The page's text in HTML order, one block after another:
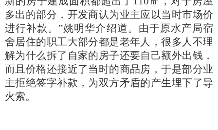
多出的部分，开发商认为业主应以当时市场价
进行补款。”姚明华介绍道。由于原水产局宿
舍居住的职工大部分都是老年人，很多人不理
解为什么拆了自家的房子还要自己额外出钱，
而且价格还接近了当时的商品房，于是部分业
主拒绝签字补款，为双方矛盾的产生埋下了导
火索。